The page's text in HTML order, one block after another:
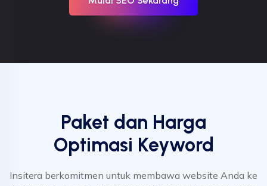
Paket dan Harga
Optimasi Keyword
Insitera berkomitmen untuk membawa website Anda ke